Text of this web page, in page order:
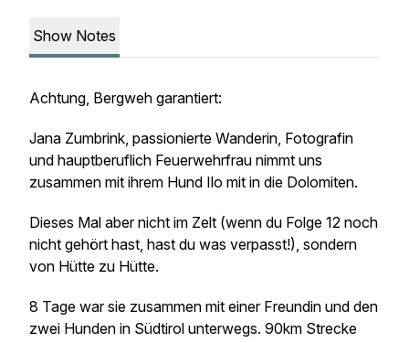
Show Notes
Achtung, Bergweh garantiert:
Jana Zumbrink, passionierte Wanderin, Fotografin
und hauptberuflich Feuerwehrfrau nimmt uns
zusammen mit ihrem Hund Ilo mit in die Dolomiten.
Dieses Mal aber nicht im Zelt (wenn du Folge 12 noch
nicht gehört hast, hast du was verpasst!), sondern
von Hütte zu Hütte.
8 Tage war sie zusammen mit einer Freundin und den
zwei Hunden in Südtirol unterwegs. 90km Strecke